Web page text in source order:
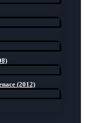
(2012)